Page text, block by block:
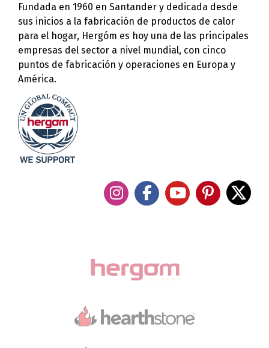
Fundada en 1960 en Santander y dedicada desde
sus inicios a la fabricación de productos de calor
para el hogar, Hergóm es hoy una de las principales
empresas del sector a nivel mundial, con cinco
puntos de fabricación y operaciones en Europa y
América.